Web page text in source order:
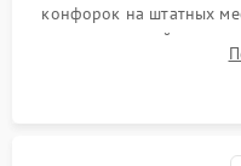
конфорок на штатных
проверкой
термостойкого